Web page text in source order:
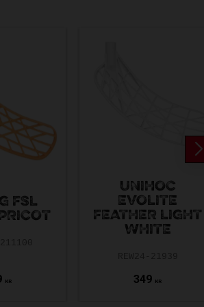
FSL
KR
UNIHOC
EVOLITE
FEATHER LIGHT
WHITE
349 KR